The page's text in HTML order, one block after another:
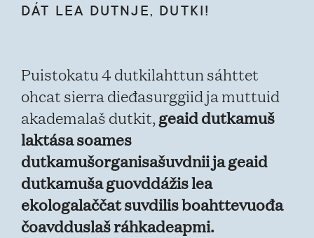
DÁT LEA DUTNJE, DUTKI!
Puistokatu 4 dutkilahttun sáhttet
ohcat sierra dieđasurggiid ja muttuid
akademalaš dutkit, geaid dutkamuš
laktása soames
dutkamušorganisašuvdnii ja geaid
dutkamuša guovddážis lea
ekologalaččat suvdilis boahttevuođa
čoavdduslaš ráhkadeapmi.